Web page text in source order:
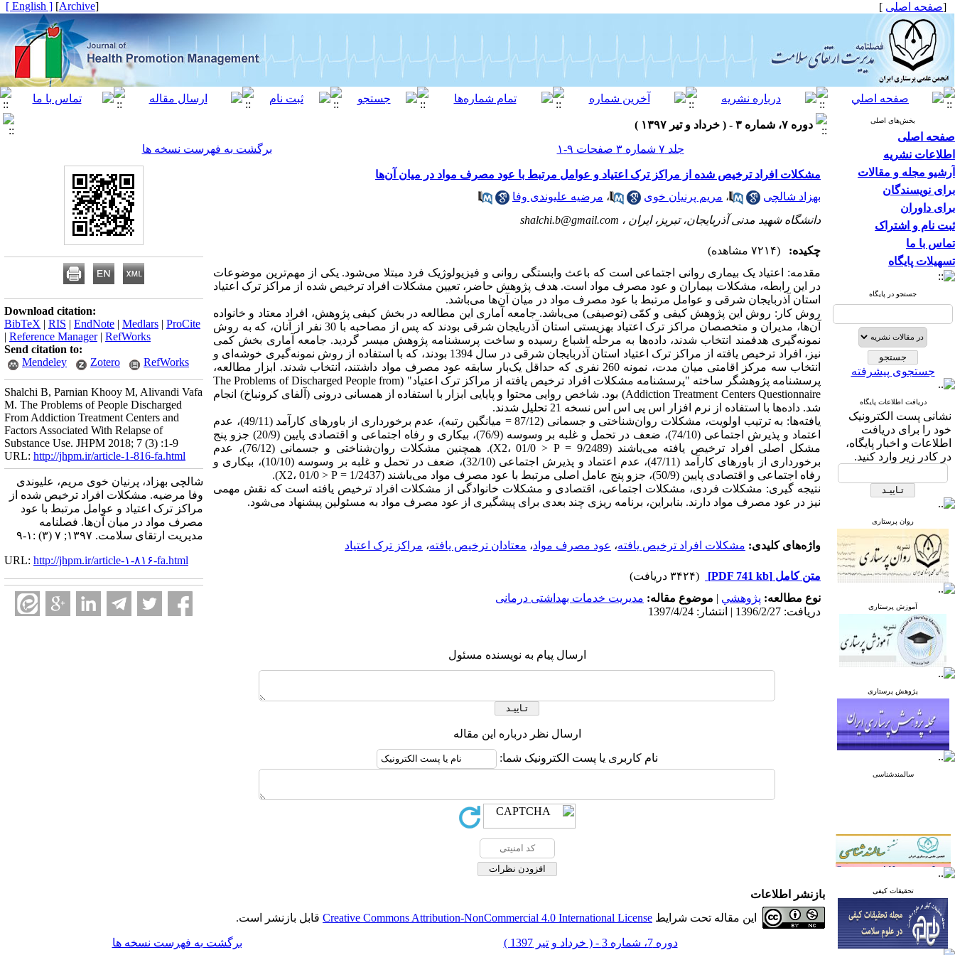
[صفحه اصلی ]
[
Archive
]
[ English ]
بخش‌های اصلی
صفحه اصلی
اطلاعات نشریه
آرشیو مجله و مقالات
برای نویسندگان
برای داوران
ثبت نام و اشتراک
تماس با ما
تسهیلات پایگاه
جستجو در پایگاه
جستجوی پیشرفته
دریافت اطلاعات پایگاه
نشانی پست الکترونیک
خود را برای دریافت
اطلاعات و اخبار پایگاه،
در کادر زیر وارد کنید.
روان پرستاری
آموزش پرستاری
پژوهش پرستاری
سالمندشناسی
تحقیقات کیفی
دوره ۷، شماره ۳ - ( خرداد و تیر ۱۳۹۷ )
جلد ۷ شماره ۳ صفحات ۹-۱
برگشت به فهرست نسخه ها
مشکلات افراد ترخیص شده از مراکز ترک اعتیاد و عوامل مرتبط با عود مصرف مواد در میان آن‌ها
بهزاد شالچی
، مریم پرنیان خوی ، مرضیه علیوندی وفا
دانشگاه شهید مدنی آذربایجان، تبریز، ایران ، shalchi.b@gmail.com
چکیده:
(۷۲۱۴ مشاهده)
مقدمه: اعتیاد یک بیماری روانی اجتماعی است که باعث وابستگی روانی و فیزیولوژیک فرد مبتلا می‌شود. یکی از مهم‌ترین موضوعات
در این رابطه، مشکلات بیماران و عود مصرف مواد است. هدف پژوهش حاضر، تعیین مشکلات افراد ترخیص شده از مراکز ترک اعتیاد
استان آذربایجان شرقی و عوامل مرتبط با عود مصرف مواد در میان آن‌ها می‌باشد.
روش کار: روش این پژوهش کیفی و کمّی (توصیفی) می‌باشد. جامعه آماری این مطالعه در بخش کیفی پژوهش، افراد معتاد و خانواده
آن‌ها، مدیران و متخصصان مراکز ترک اعتیاد بهزیستی استان آذربایجان شرقی بودند که پس از مصاحبه با 30 نفر از آنان، که به روش
نمونه‌گیری هدفمند انتخاب شدند، داده‌ها به مرحله اشباع رسیده و ساخت پرسشنامه پژوهش میسر گردید. جامعه آماری بخش کمی
نیز، افراد ترخیص یافته از مراکز ترک اعتیاد استان آذربایجان شرقی در سال 1394 بودند، که با استفاده از روش نمونه‌گیری خوشه‌ای و
انتخاب سه مرکز اقامتی میان مدت، نمونه 260 نفری که حداقل یک‌بار سابقه عود مصرف مواد داشتند، انتخاب شدند. ابزار مطالعه،
پرسشنامه پژوهشگر ساخته "پرسشنامه مشکلات افراد ترخیص یافته از مراکز ترک اعتیاد" (The Problems of Discharged People from
Addiction Treatment Centers Questionnaire) بود. شاخص روایی محتوا و پایایی ابزار با استفاده از همسانی درونی (آلفای کرونباخ) انجام
شد. داده‌ها با استفاده از نرم افزار اس پی اس اس نسخه 21 تحلیل شدند.
یافته‌ها: به ترتیب اولویت، مشکلات روان‌شناختی و جسمانی (87/12 = میانگین رتبه)، عدم برخورداری از باورهای کارآمد (49/11)، عدم
اعتماد و پذیرش اجتماعی (74/10)، ضعف در تحمل و غلبه بر وسوسه (76/9)، بیکاری و رفاه اجتماعی و اقتصادی پایین (20/9) جزو پنج
مشکل اصلی افراد ترخیص یافته می‌باشند (9/2489 = X2، 01/0 > P). همچنین مشکلات روان‌شناختی و جسمانی (76/12)، عدم
برخورداری از باورهای کارآمد (47/11)، عدم اعتماد و پذیرش اجتماعی (32/10)، ضعف در تحمل و غلبه بر وسوسه (10/10)، بیکاری و
رفاه اجتماعی و اقتصادی پایین (50/9)، جزو پنج عامل اصلی مرتبط با عود مصرف مواد می‌باشند (1/2437 = X2، 01/0 > P).
نتیجه گیری: مشکلات فردی، مشکلات اجتماعی، اقتصادی و مشکلات خانوادگی از مشکلات افراد ترخیص یافته است که نقش مهمی
نیز در عود مصرف مواد دارند. بنابراین، برنامه ریزی چند بعدی برای پیشگیری از عود مصرف مواد به مسئولین پیشنهاد می‌شود.
واژه‌های کلیدی: مشکلات افراد ترخیص یافته، عود مصرف مواد، معتادان ترخیص یافته، مراکز ترک اعتیاد
متن کامل [PDF 741 kb]
(۳۴۲۴ دریافت)
نوع مطالعه: پژوهشي | موضوع مقاله: مدیریت خدمات بهداشتی درمانی
دریافت: 1396/2/27 | انتشار: 1397/4/24
ارسال پیام به نویسنده مسئول
ارسال نظر درباره این مقاله
نام کاربری یا پست الکترونیک شما:
Download citation:
BibTeX | RIS | EndNote | Medlars | ProCite
| Reference Manager| RefWorks
Send citation to:
Mendeley
Zotero RefWorks
Shalchi B, Parnian Khooy M, Alivandi Vafa
M. The Problems of People Discharged
From Addiction Treatment Centers and
Factors Associated With Relapse of
Substance Use. JHPM 2018; 7 (3) :1-9
URL: http://jhpm.ir/article-1-816-fa.html
شالچی بهزاد، پرنیان خوی مریم، علیوندی
وفا مرضیه. مشکلات افراد ترخیص شده از
مراکز ترک اعتیاد و عوامل مرتبط با عود
مصرف مواد در میان آن‌ها. فصلنامه
مدیریت ارتقای سلامت. ۱۳۹۷; ۷ (۳) :۱-۹
URL: http://jhpm.ir/article-۱-۸۱۶-fa.html
بازنشر اطلاعات
این مقاله تحت شرایط Creative Commons Attribution-NonCommercial 4.0 International License قابل بازنشر است.
دوره 7، شماره 3 - ( خرداد و تیر 1397 ) برگشت به فهرست نسخه ها